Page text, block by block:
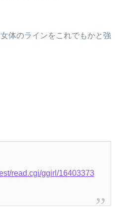
体のラインをこれでもかと強
read.cgi/ggirl/16403373